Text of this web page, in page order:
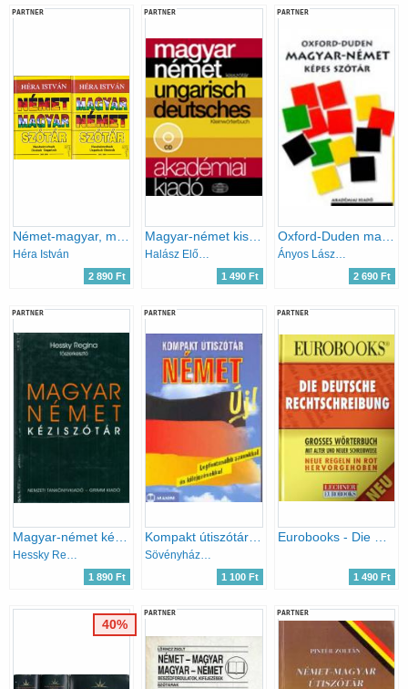
PARTNER
Héra István
2 890 Ft
PARTNER
Halász Előd; Földes Csaba; Uzonyi Pál
1 490 Ft
PARTNER
Ányos László; Dieter Solf
2 690 Ft
PARTNER
1 890 Ft
PARTNER
1 100 Ft
PARTNER
1 490 Ft
40%
PARTNER PARTNER